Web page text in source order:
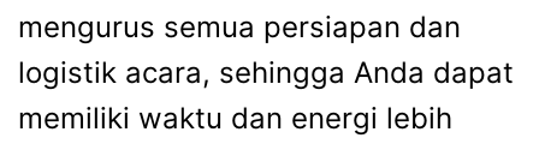
mengurus semua persiapan dan
logistik acara, sehingga Anda dapat
memiliki waktu dan energi lebih